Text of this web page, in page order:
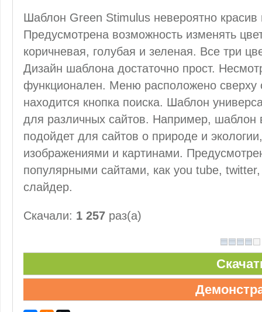
Шаблон Green Stimulus невероятно красив
Предусмотрена возможность изменять
коричневая, голубая и зеленая. Все три
Дизайн шаблона достаточно прост.
функционален. Меню расположено сверху
находится кнопка поиска. Шаблон
для различных сайтов. Например, шаблон
подойдет для сайтов о природе и
изображениями и картинами.
популярными сайтами, как you tube,
слайдер.
Скачали: 1 257 раз(а)